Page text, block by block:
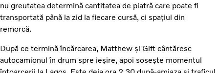
nu greutatea determină cantitatea de piatră care poate fi
transportată până la zid la fiecare cursă, ci spațiul din
remorcă.
După ce termină încărcarea, Matthew și Gift cântăresc
autocamionul în drum spre ieșire, apoi sosește momentul